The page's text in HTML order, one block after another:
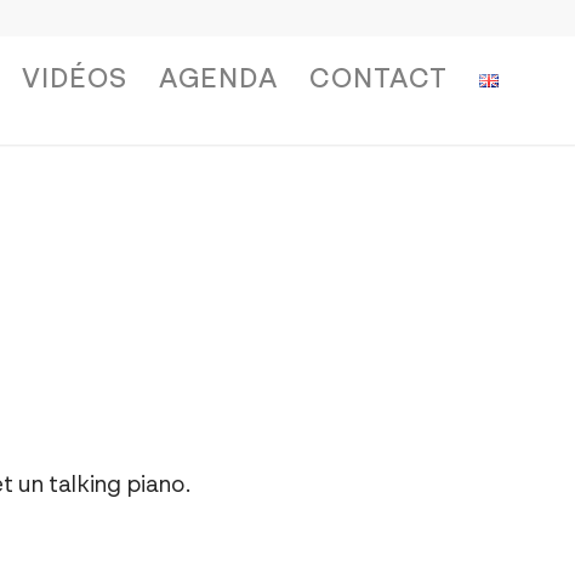
VIDÉOS AGENDA CONTACT
un talking piano.